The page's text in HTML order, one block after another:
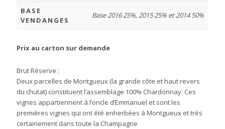
BASE
VENDANGES
Base 2016 25%, 2015 25% et 2014 50%
Prix au carton sur demande
Brut Réserve :
Deux parcelles de Montgueux (la grande côte et haut revers
du chutat) constituent l’assemblage 100% Chardonnay. Ces
vignes appartiennent à l’oncle d’Emmanuel et sont les
premières vignes qui ont été enherbées à Montgueux et très
certainement dans toute la Champagne